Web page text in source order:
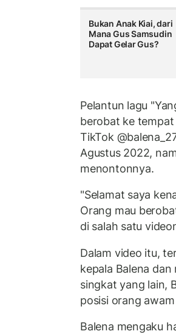
Bukan Anak Kiai, dari
Mana Gus Samsudin
Dapat Gelar Gus?
Pelantun lagu
berobat ke
TikTok
Agustus 2022,
menontonnya.
"Selamat saya
Orang mau
di salah satu
Dalam video itu,
kepala Balena
singkat yang lain,
posisi orang
Balena mengaku